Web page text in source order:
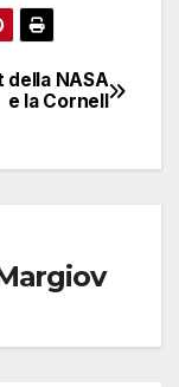
della NASA
e la Cornell